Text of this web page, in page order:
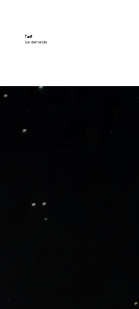
Tarif
Sur demande